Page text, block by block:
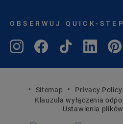
OBSERWUJ QUICK-STEP
Sitemap Privacy Policy
Klauzula wyłączenia
Ustawienia